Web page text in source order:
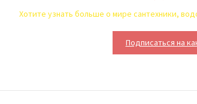
Хотите узнать больше о мире сантехники,
Подписаться на